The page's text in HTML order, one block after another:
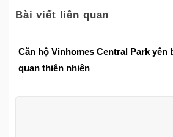
Bài viết liên quan
Căn hộ Vinhomes Central Park yên
quan thiên nhiên